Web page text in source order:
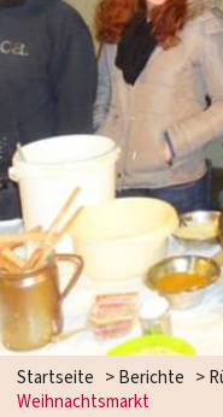
Startseite >Berichte >
Weihnachtsmarkt